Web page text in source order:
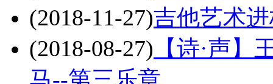
(2018-11-27)吉他艺术
(2018-08-27) 【诗·声